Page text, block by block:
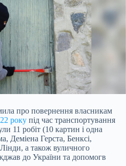
про повернення власникам
року під час транспортування
11 робіт (10 картин і одна
Деміена Герста, Бенксі,
а також вуличного
до України та допомогв